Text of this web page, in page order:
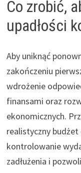
Co zrobić,
upadłości
Aby uniknąć
zakończeniu
wdrożenie
finansami oraz
ekonomicznych.
realistyczny
kontrolowanie
zadłużenia i